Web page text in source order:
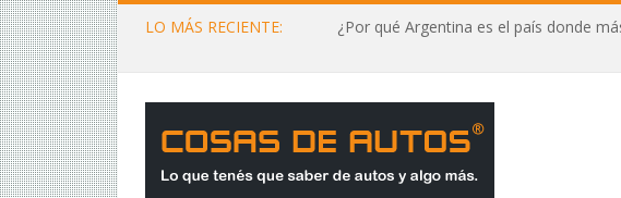
LO MÁS RECIENTE: ¿Por qué Argentina es el país donde